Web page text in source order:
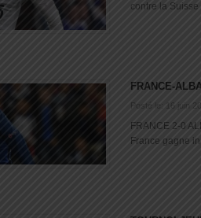
contre la Suisse
FRANCE-
Posté le: 16 juin
FRANCE 2-0
France gagne